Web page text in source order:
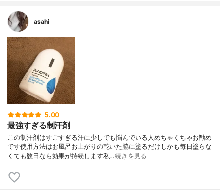
asahi
5.00
最強すぎる制汗剤
この制汗剤はすごすぎる汗に少しでも悩んでいる人めちゃくちゃお勧め
です使用方法はお風呂お上がりの乾いた脇に塗るだけしかも毎日塗らな
くても数日なら効果が持続します私…続きを見る